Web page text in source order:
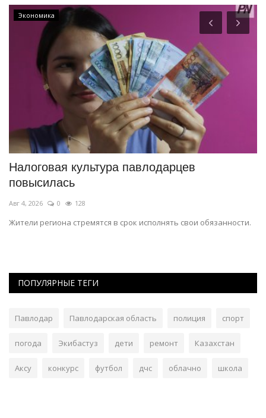
Экономика
Налоговая культура павлодарцев
повысилась
Авг 4, 2026 0 128
Жители региона стремятся в срок исполнять свои обязанности.
ПОПУЛЯРНЫЕ ТЕГИ
Павлодар Павлодарская область полиция спорт
погода Экибастуз дети ремонт Казахстан
Аксу конкурс футбол дчс облачно школа